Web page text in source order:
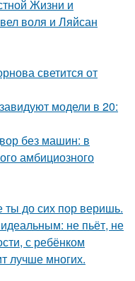
Жизни и
воля и Ляйсан
светится от
модели в 20:
без машин: в
амбициозного
до сих пор веришь.
не пьёт, не
с ребёнком
лучше многих.